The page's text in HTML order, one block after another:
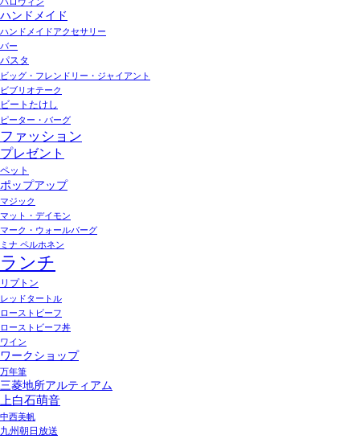
ハロウィン
ハンドメイド
ハンドメイドアクセサリー
バー
パスタ
ビッグ・フレンドリー・ジャイアント
ビブリオテーク
ビートたけし
ピーター・バーグ
ファッション
プレゼント
ペット
ポップアップ
マジック
マット・デイモン
マーク・ウォールバーグ
ミナ ペルホネン
ランチ
リプトン
レッドタートル
ローストビーフ
ローストビーフ丼
ワイン
ワークショップ
万年筆
三菱地所アルティアム
上白石萌音
中西美帆
九州朝日放送